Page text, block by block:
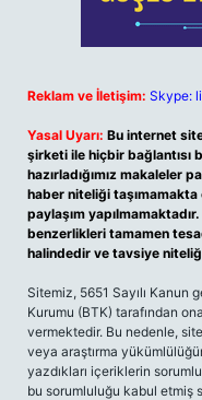
Reklam ve İletişim: Skype:
Yasal Uyarı: Bu internet
şirketi ile hiçbir bağlantısı
hazırladığımız makaleler
haber niteliği
paylaşım
benzerlikleri tamamen
halindedir ve tavsiye
Sitemiz, 5651 Sayılı Kanun
Kurumu (BTK) tarafından
vermektedir. Bu nedenle,
veya araştırma
yazdıkları içeriklerin
bu sorumluluğu kabul etmiş